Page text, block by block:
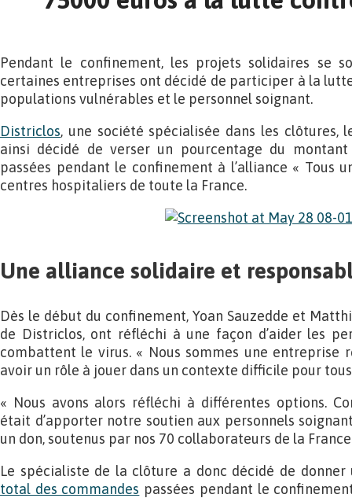
Pendant le confinement, les projets solidaires se
certaines entreprises ont décidé de participer à la
populations vulnérables et le personnel soignant.
Districlos, une société spécialisée dans les clôtures,
ainsi décidé de verser un pourcentage du
passées pendant le confinement à l’alliance « Tous
centres hospitaliers de toute la France.
Une alliance solidaire et
Dès le début du confinement, Yoan Sauzedde et
de Districlos, ont réfléchi à une façon d’aider les
combattent le virus. « Nous sommes une entreprise
avoir un rôle à jouer dans un contexte difficile pour tous
« Nous avons alors réfléchi à différentes options.
était d’apporter notre soutien aux personnels
un don, soutenus par nos 70 collaborateurs de la
Le spécialiste de la clôture a donc décidé de
total des commandes passées pendant le